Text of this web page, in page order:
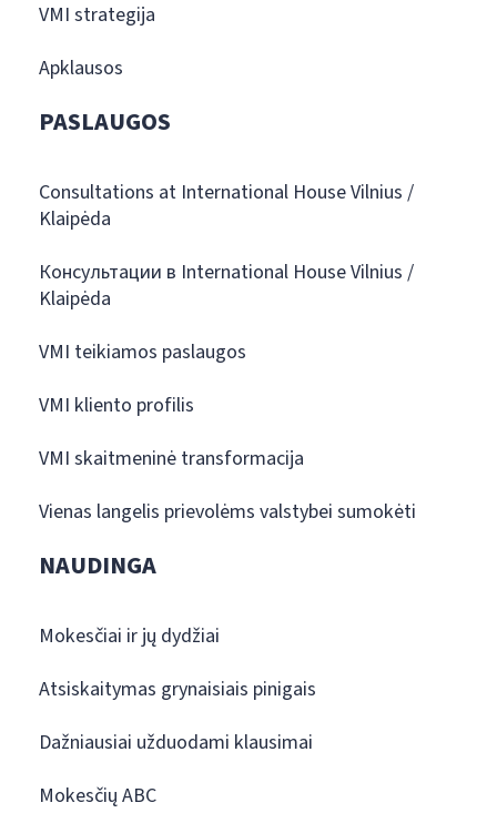
VMI strategija
Apklausos
PASLAUGOS
Consultations at International House Vilnius /
Klaipėda
Консультации в International House Vilnius /
Klaipėda
VMI teikiamos paslaugos
VMI kliento profilis
VMI skaitmeninė transformacija
Vienas langelis prievolėms valstybei sumokėti
NAUDINGA
Mokesčiai ir jų dydžiai
Atsiskaitymas grynaisiais pinigais
Dažniausiai užduodami klausimai
Mokesčių ABC